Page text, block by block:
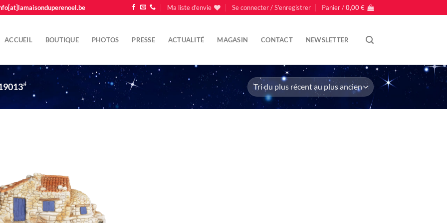
Ma liste d'envie Se connecter / S’enregistrer Panier /0,00€
ACCUEIL BOUTIQUE PHOTOS PRESSE ACTUALITÉ MAGASIN CONTACT NEWSLETTER